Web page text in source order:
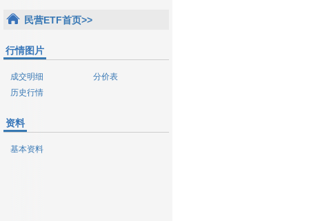
民营ETF首页>>
行情图片
成交明细
分价表
历史行情
资料
基本资料